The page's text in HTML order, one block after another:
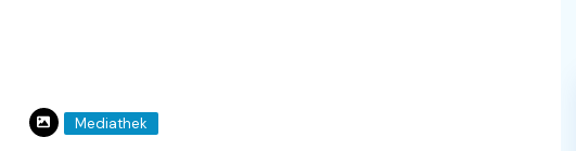
Mediathek